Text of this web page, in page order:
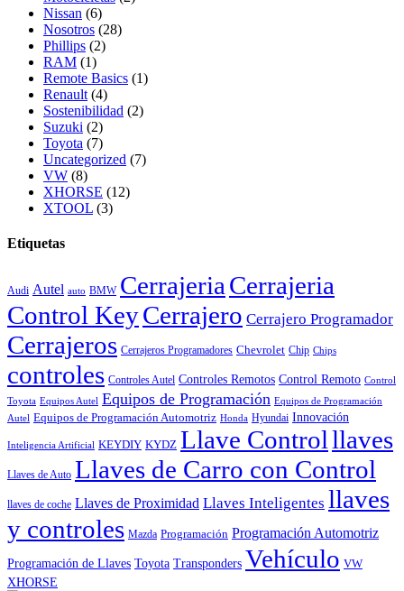
Nissan (6)
Nosotros (28)
Phillips (2)
RAM (1)
Remote Basics (1)
Renault (4)
Sostenibilidad (2)
Suzuki (2)
Toyota (7)
Uncategorized (7)
VW (8)
XHORSE (12)
XTOOL (3)
Etiquetas
Audi Autel auto BMW Cerrajeria Cerrajeria
Control KeyCerrajero Cerrajero Programador
Cerrajeros Cerrajeros Programadores Chevrolet Chip Chips
controles Controles Autel Controles Remotos Control Remoto Control
Toyota Equipos Autel Equipos de Programación Equipos de Programación
Autel Equipos de Programación Automotriz Honda Hyundai Innovación
Inteligencia Artificial KEYDIY KYDZ Llave Controlllaves
Llaves de Auto Llaves de Carro con Control
llaves de coche Llaves de Proximidad Llaves Inteligentes llaves
y controles Mazda Programación Programación Automotriz
Programación de Llaves Toyota Transponders Vehículo VW
XHORSE